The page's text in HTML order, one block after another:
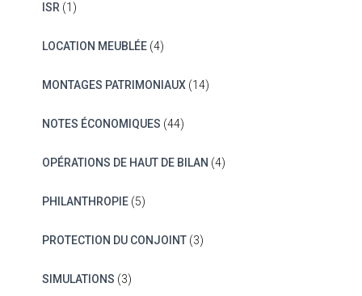
ISR (1)
LOCATION MEUBLÉE(4)
MONTAGES PATRIMONIAUX(14)
NOTES ÉCONOMIQUES (44)
OPÉRATIONS DE HAUT DE BILAN (4)
PHILANTHROPIE(5)
PROTECTION DU CONJOINT(3)
SIMULATIONS (3)